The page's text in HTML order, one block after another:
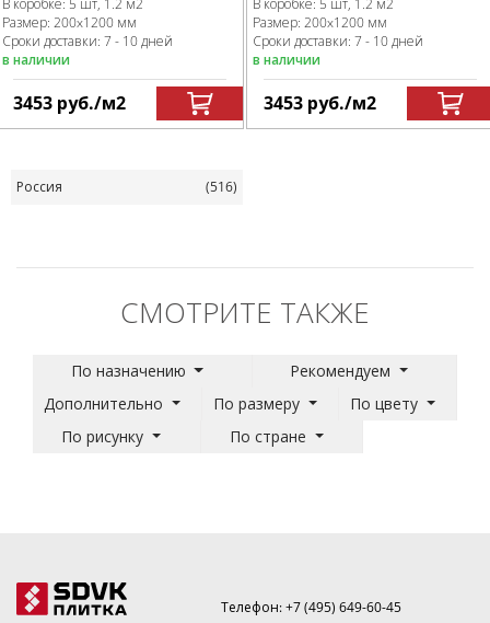
Размер: 200x1200 мм
Сроки доставки: 7 - 10 дней
в наличии
3453 руб./м2
Размер: 200x1200 мм
Сроки доставки: 7 - 10 дней
в наличии
3453 руб./м2
Россия (516)
СМОТРИТЕ ТАКЖЕ
По назначению
Рекомендуем
Дополнительно
По размеру
По цвету
По рисунку
По стране
Телефон:+7 (495) 649-60-45